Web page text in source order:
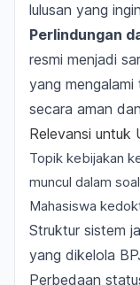
lulusan yang
Perlindungan
resmi menjadi
yang
secara aman
Relevansi untuk
Topik kebijakan
muncul dalam
Mahasiswa
Struktur sistem
yang dikelola
Perbedaan